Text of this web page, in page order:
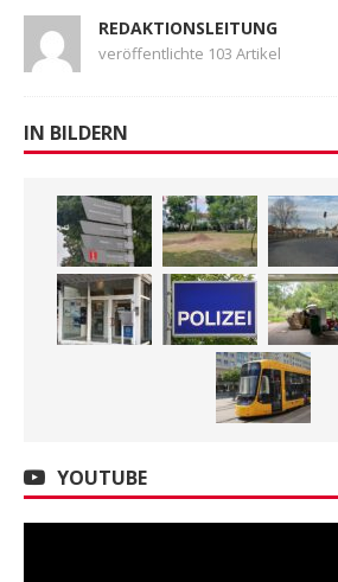
REDAKTIONSLEITUNG
veröffentlichte 103 Artikel
IN BILDERN
YOUTUBE